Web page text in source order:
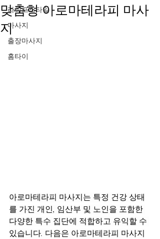
라이프스타일
마사지
출장마사지
홈타이
맞춤형 아로마테라피 마사
지
아로마테라피 마사지는 특정 건강 상태
를 가진 개인, 임산부 및 노인을 포함한
다양한 특수 집단에 적합하고 유익할 수
있습니다. 다음은 아로마테라피 마사지